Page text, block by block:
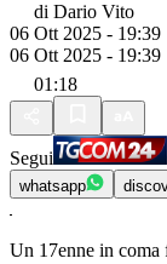
di Dario Vito
06 Ott 2025 - 19:39
06 Ott 2025 - 19:39
01:18
Segui
whatsapp
Un 17enne in coma